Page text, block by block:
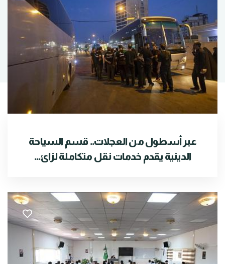
عبر أسطول من العجلات.. قسم السياحة
الدينية يقدم خدمات نقل متكاملة لزائ...